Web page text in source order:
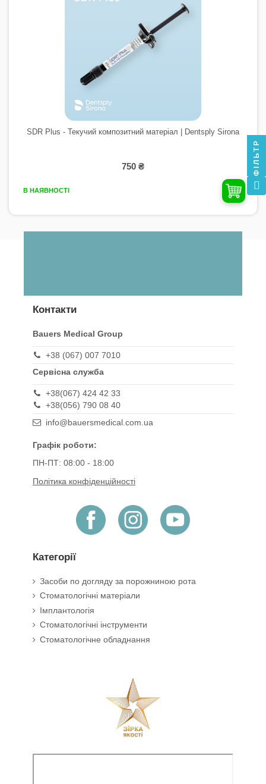
SDR Plus - Текучий композитний матеріал | Dentsply Sirona
750 ₴
В НАЯВНОСТІ
Контакти
Bauers Medical Group
+38 (067) 007 7010
Сервісна служба
+38(067) 424 42 33
+38(056) 790 08 40
info@bauersmedical.com.ua
Графік роботи:
ПН-ПТ: 08:00 - 18:00
Політика конфіденційності
Категорії
Засоби по догляду за порожниною рота
Стоматологічні матеріали
Імплантологія
Стоматологічні інструменти
Стоматологічне обладнання
ФІЛЬТР